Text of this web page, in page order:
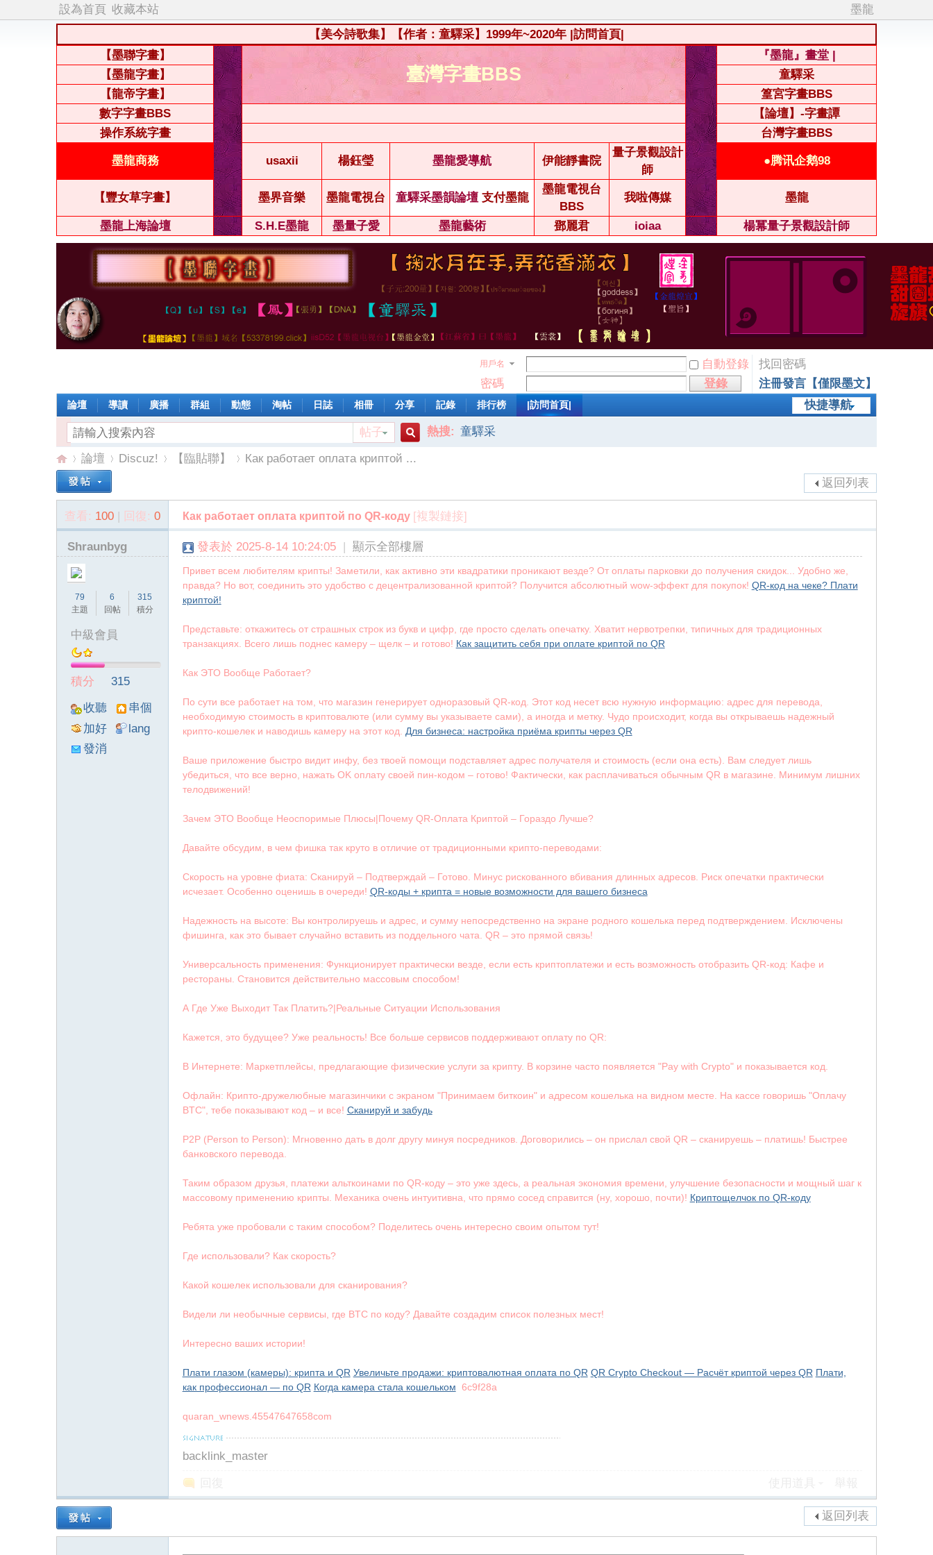
設為首頁 收藏本站
墨龍
【美今詩歌集】【作者：童驛采】1999年~2020年 |訪問首頁|
【墨聯字畫】
臺灣字畫BBS
『墨龍』畫堂 |
【墨龍字畫】
童驛采
【龍帝字畫】
篁宮字畫BBS
數字字畫BBS
【論壇】-字畫譚
操作系統字畫
台灣字畫BBS
墨龍商務 usaxii 楊鈺瑩 墨龍愛導航 伊能靜書院
量子景觀設計
師
●腾讯企鹅98
【豐女草字畫】 墨界音樂 墨龍電視台 童驛采墨韻論壇 支付墨龍
墨龍電視台
BBS
我啦傳媒 墨龍
墨龍上海論壇 S.H.E墨龍 墨量子愛 墨龍藝術 鄧麗君 ioiaa 楊冪量子景觀設計師
用戶名 自動登錄
找回密碼
密碼
登錄
注冊發言【僅限墨文】
快捷導航
論壇 導讀 廣播 群組 動態 淘帖 日誌 相冊 分享 記錄 排行榜 |訪問首頁|
帖子
索
熱搜: 童驛采
【»
論壇
›
Discuz!
›
【臨貼聯】
›
Как работает оплата криптой ...
返回列表
查看: 100 | 回復: 0 Как работает оплата криптой по QR-коду [複製鏈接]
Shraunbyg
79
主題
6
回帖
315
積分
中級會員
積分 315
收聽
TA
串個
門
加好
友
lang
發消
發表於 2025-8-14 10:24:05 | 顯示全部樓層
Привет всем любителям крипты! Заметили, как активно эти квадратики проникают везде? От оплаты парковки до получения скидок... Удобно же,
правда? Но вот, соединить это удобство с децентрализованной криптой? Получится абсолютный wow-эффект для покупок! QR-код на чеке? Плати
криптой!
Представьте: откажитесь от страшных строк из букв и цифр, где просто сделать опечатку. Хватит нервотрепки, типичных для традиционных
транзакциях. Всего лишь поднес камеру – щелк – и готово! Как защитить себя при оплате криптой по QR
Как ЭТО Вообще Работает?
По сути все работает на том, что магазин генерирует одноразовый QR-код. Этот код несет всю нужную информацию: адрес для перевода,
необходимую стоимость в криптовалюте (или сумму вы указываете сами), а иногда и метку. Чудо происходит, когда вы открываешь надежный
крипто-кошелек и наводишь камеру на этот код. Для бизнеса: настройка приёма крипты через QR
Ваше приложение быстро видит инфу, без твоей помощи подставляет адрес получателя и стоимость (если она есть). Вам следует лишь
убедиться, что все верно, нажать OK оплату своей пин-кодом – готово! Фактически, как расплачиваться обычным QR в магазине. Минимум лишних
телодвижений!
Зачем ЭТО Вообще Неоспоримые Плюсы|Почему QR-Оплата Криптой – Гораздо Лучше?
Давайте обсудим, в чем фишка так круто в отличие от традиционными крипто-переводами:
Скорость на уровне фиата: Сканируй – Подтверждай – Готово. Минус рискованного вбивания длинных адресов. Риск опечатки практически
исчезает. Особенно оценишь в очереди! QR-коды + крипта = новые возможности для вашего бизнеса
Надежность на высоте: Вы контролируешь и адрес, и сумму непосредственно на экране родного кошелька перед подтверждением. Исключены
фишинга, как это бывает случайно вставить из поддельного чата. QR – это прямой связь!
Универсальность применения: Функционирует практически везде, если есть криптоплатежи и есть возможность отобразить QR-код: Кафе и
рестораны. Становится действительно массовым способом!
А Где Уже Выходит Так Платить?|Реальные Ситуации Использования
Кажется, это будущее? Уже реальность! Все больше сервисов поддерживают оплату по QR:
В Интернете: Маркетплейсы, предлагающие физические услуги за крипту. В корзине часто появляется "Pay with Crypto" и показывается код.
Офлайн: Крипто-дружелюбные магазинчики с экраном "Принимаем биткоин" и адресом кошелька на видном месте. На кассе говоришь "Оплачу
BTC", тебе показывают код – и все! Сканируй и забудь
P2P (Person to Person): Мгновенно дать в долг другу минуя посредников. Договорились – он прислал свой QR – сканируешь – платишь! Быстрее
банковского перевода.
Таким образом друзья, платежи альткоинами по QR-коду – это уже здесь, а реальная экономия времени, улучшение безопасности и мощный шаг к
массовому применению крипты. Механика очень интуитивна, что прямо сосед справится (ну, хорошо, почти)! Криптощелчок по QR-коду
Ребята уже пробовали с таким способом? Поделитесь очень интересно своим опытом тут!
Где использовали? Как скорость?
Какой кошелек использовали для сканирования?
Видели ли необычные сервисы, где BTC по коду? Давайте создадим список полезных мест!
Интересно ваших истории!
Плати глазом (камеры): крипта и QR Увеличьте продажи: криптовалютная оплата по QR QR Crypto Checkout — Расчёт криптой через QR Плати,
как профессионал — по QR Когда камера стала кошельком 6c9f28a
quaran_wnews.45547647658com
backlink_master
返回列表